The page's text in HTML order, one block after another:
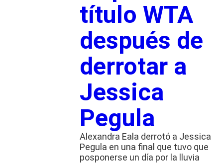
título WTA
después de
derrotar a
Jessica
Pegula
Alexandra Eala derrotó a Jessica
Pegula en una final que tuvo que
posponerse un día por la lluvia